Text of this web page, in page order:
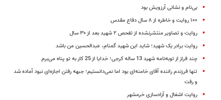
بی‌نام و نشانی آرزویش بود
۱۰۰ روایت و خاطره از ۸ سال دفاع مقدس
روایت و تصاویر منتشرنشده از تفحص ۲ شهید بعد از ۳۰ سال
روایت برادر یک شهید؛ شاید این شهید گمنام، عبدالحسین من باشد
چند فراز از توبه‌نامه شهید 13 ساله کرجی؛ خدایا از 25 کار به تو پناه می‌برم
تنها فرزندم راننده آقای خامنه‌ای بود اما نمی‌دانستیم؛ جبهه‌ رفتن اجازه‌ای نبود آماده شد
و رفت
روایت اشغال و آزادسازی خرمشهر